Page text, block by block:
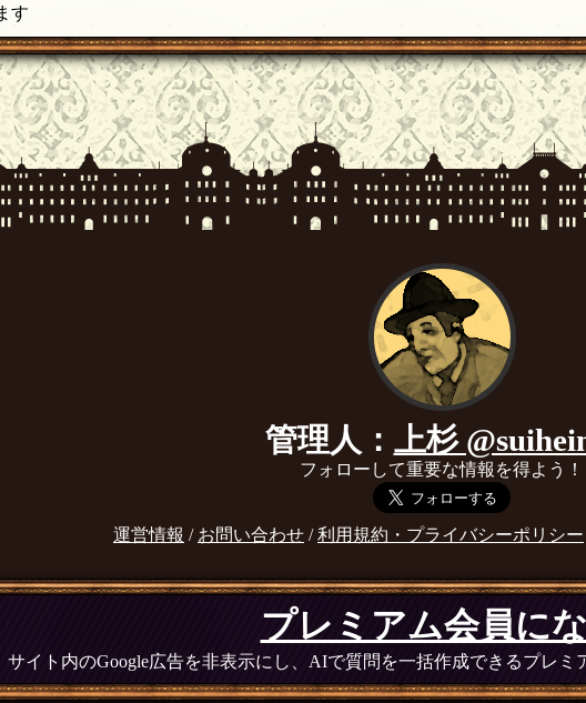
す
管理人： 上杉
フォローして重要な情報を得よう！
運営情報 / お問い合わせ /利用規約・プライバシーポリシー
プレミアム会員に
サイト内のGoogle広告を非表示にし、AIで質問を一括作成できるプレミ